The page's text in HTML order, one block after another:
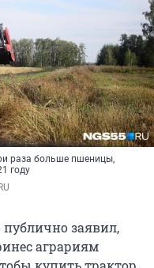
раза больше пшеницы,
году
публично заявил,
аграриям